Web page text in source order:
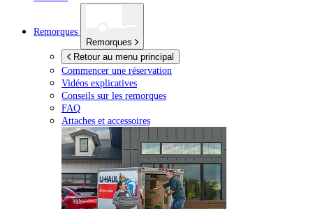
Remorques
Remorques
Retour au menu principal
Commencer une réservation
Vidéos explicatives
Conseils sur les remorques
FAQ
Attaches et accessoires